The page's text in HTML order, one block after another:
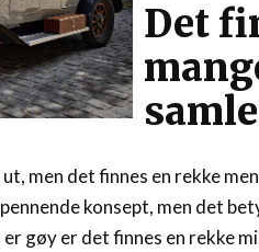
Det
men det finnes en rekke
konsept, men det
gøy er det finnes en rekke